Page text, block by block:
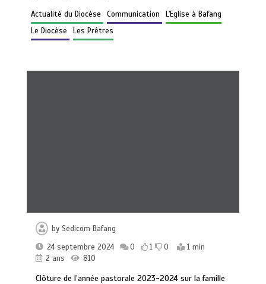
Actualité du Diocèse Communication
L'Eglise à Bafang
Le Diocèse
Les Prêtres
bySedicom Bafang
24 septembre 2024
0 1 0
1 min
2 ans
810
Clôture de l’année pastorale 2023-2024 sur la famille